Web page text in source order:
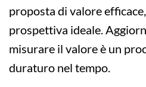
proposta di valore
prospettiva ideale.
misurare il valore è un
duraturo nel tempo.